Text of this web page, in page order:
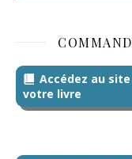
Accédez au
votre livre